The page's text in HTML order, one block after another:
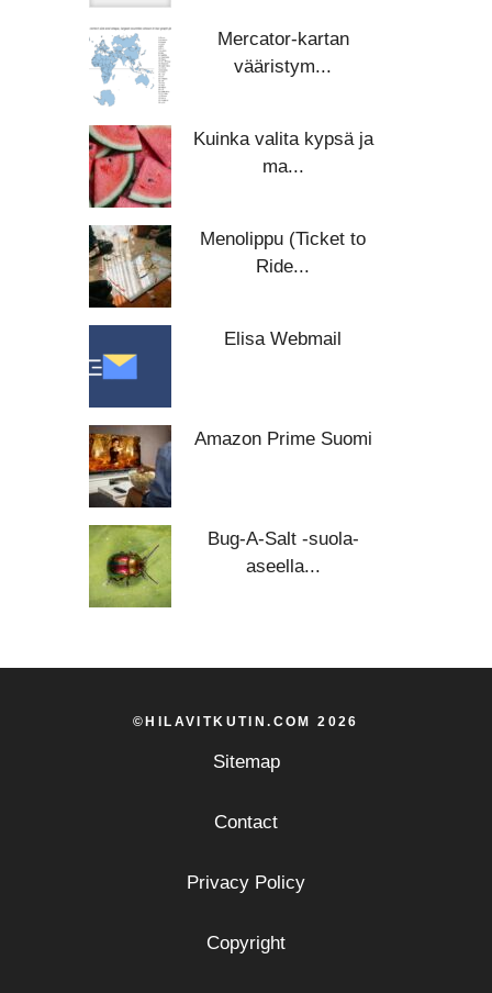
Mercator-kartan
vääristym...
Kuinka valita kypsä ja
ma...
Menolippu (Ticket to
Ride...
Elisa Webmail
Amazon Prime Suomi
Bug-A-Salt -suola-
aseella...
©HILAVITKUTIN.COM 2026
Sitemap
Contact
Privacy Policy
Copyright